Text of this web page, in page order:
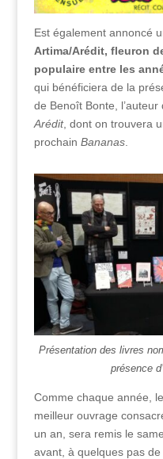
Est également annoncé
Artima/Arédit, fleuron
populaire entre les
qui bénéficiera de la
de Benoît Bonte, l’auteur
Arédit, dont on trouvera
prochain Bananas.
Présentation des livres
présence
Comme chaque année, le
meilleur ouvrage
un an, sera remis le
avant, à quelques pas de